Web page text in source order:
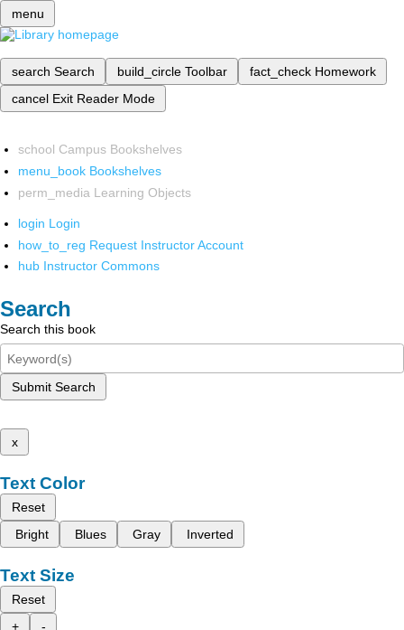
menu
search Search build_circle Toolbar fact_check Homework
cancel Exit Reader Mode
school Campus Bookshelves
menu_book Bookshelves
perm_media Learning Objects
login Login
how_to_reg Request Instructor Account
hub Instructor Commons
Search
Search this book
Submit Search
x
Text Color
Reset
Bright
Blues Gray Inverted
Text Size
Reset
+
-